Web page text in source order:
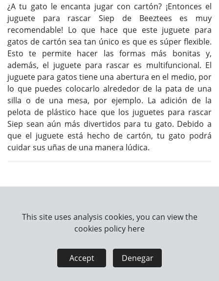
¿A tu gato le encanta jugar con cartón? ¡Entonces el
juguete para rascar Siep de Beeztees es muy
recomendable! Lo que hace que este juguete para
gatos de cartón sea tan único es que es súper flexible.
Esto te permite hacer las formas más bonitas y,
además, el juguete para rascar es multifuncional. El
juguete para gatos tiene una abertura en el medio, por
lo que puedes colocarlo alrededor de la pata de una
silla o de una mesa, por ejemplo. La adición de la
pelota de plástico hace que los juguetes para rascar
Siep sean aún más divertidos para tu gato. Debido a
que el juguete está hecho de cartón, tu gato podrá
cuidar sus uñas de una manera lúdica.
ContactThis site uses analysis cookies, you can view the
cookies policy here
Accept Denegar